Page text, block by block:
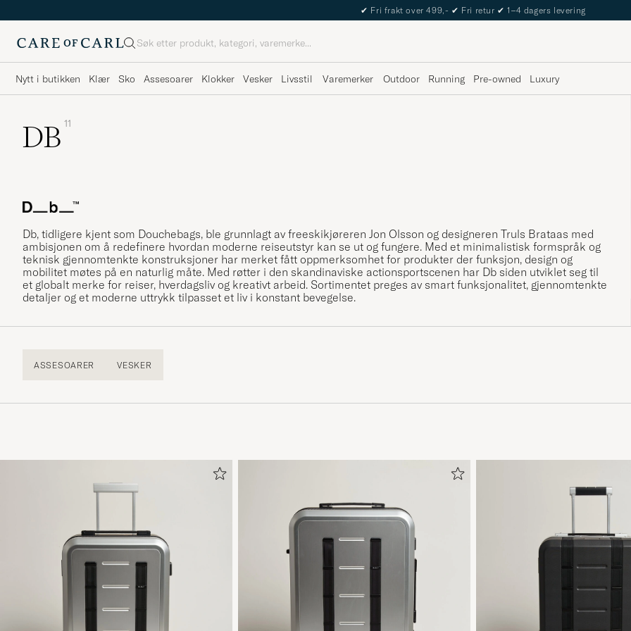
✔ Fri frakt over 499,- ✔ Fri retur ✔ 1–4 dagers levering
Søk
Nytt i butikken Klær Sko Assesoarer Klokker Vesker Livsstil Varemerker Outdoor Running Pre-owned Luxury
DB 11
Db, tidligere kjent som Douchebags, ble grunnlagt av freeskikjøreren Jon Olsson og designeren Truls Brataas med
ambisjonen om å redefinere hvordan moderne reiseutstyr kan se ut og fungere. Med et minimalistisk formspråk og
teknisk gjennomtenkte konstruksjoner har merket fått oppmerksomhet for produkter der funksjon, design og
mobilitet møtes på en naturlig måte. Med røtter i den skandinaviske actionsportscenen har Db siden utviklet seg til
et globalt merke for reiser, hverdagsliv og kreativt arbeid. Sortimentet preges av smart funksjonalitet, gjennomtenkte
detaljer og et moderne uttrykk tilpasset et liv i konstant bevegelse.
ASSESOARER VESKER